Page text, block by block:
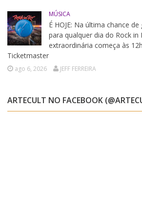
MÚSICA
É HOJE: Na última chance
para qualquer dia do Rock in
extraordinária começa às
Ticketmaster
ago 6, 2026 JEFF FERREIRA
ARTECULT NO FACEBOOK